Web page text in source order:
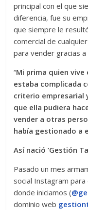
principal con el que
diferencia, fue su
que siempre le
comercial de
para vender gracias
“Mi prima quien vive
estaba complicada
criterio empresarial
que ella pudiera
vender a otras
había gestionado a
Así nació ‘Gestión
Pasado un mes
social Instagram para
donde iniciamos (
dominio web